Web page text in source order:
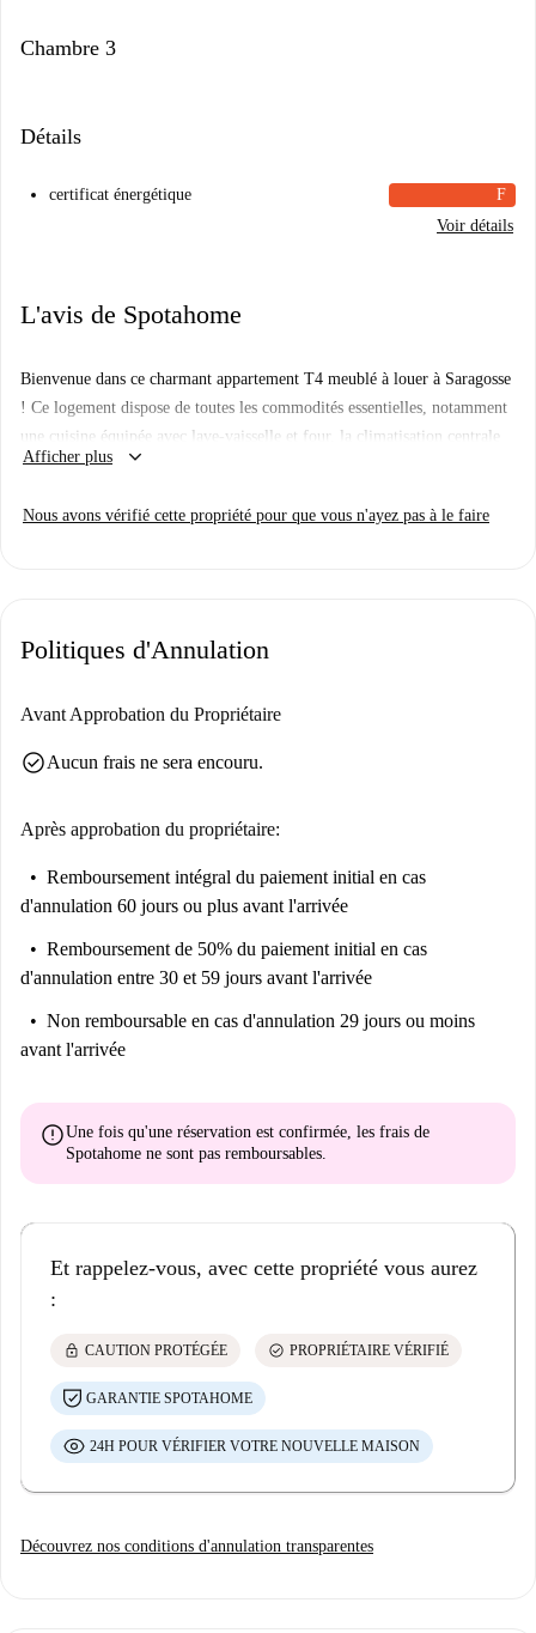
Chambre 3
Détails
certificat énergétique
F
Voir détails
L'avis de Spotahome
Bienvenue dans ce charmant appartement T4 meublé à louer à Saragosse
! Ce logement dispose de toutes les commodités essentielles, notamment
une cuisine équipée avec lave-vaisselle et four, la climatisation centrale
et un accès à une machine à laver commune. Les animaux de compagnie
autorisés pour la nuit, ce qui offre une grande flexibilité aux locataires.
nombreux points d'intérêt. Partez à la découverte des attractions locales
Pour satisfaire vos envies culinaires, rendez-vous à proximité de
Plaza San Francisco, tous accessibles à pied. Faites de Saragosse votre
Afficher plus keyboard_arrow_down
Nous avons vérifié cette propriété pour que vous n'ayez pas à le faire
Politiques d'Annulation
Avant Approbation du Propriétaire
check_circleAucun frais ne sera encouru.
Après approbation du propriétaire:
Remboursement intégral du paiement initial en cas
d'annulation 60 jours ou plus avant l'arrivée
Remboursement de 50% du paiement initial en cas
d'annulation entre 30 et 59 jours avant l'arrivée
Non remboursable en cas d'annulation 29 jours ou moins
avant l'arrivée
errorUne fois qu'une réservation est confirmée, les frais de
Spotahome ne sont pas remboursables.
Et rappelez-vous, avec cette propriété vous aurez
:
lock CAUTION PROTÉGÉE check_circle PROPRIÉTAIRE VÉRIFIÉ
GARANTIE SPOTAHOME
24H POUR VÉRIFIER VOTRE NOUVELLE MAISON
Découvrez nos conditions d'annulation transparentes